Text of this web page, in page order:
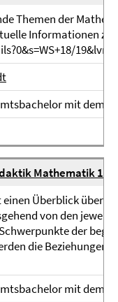
Themen der
Informationen
mit dem
Mathematik 1
Überblick über
von den
der
die Beziehungen
mit dem